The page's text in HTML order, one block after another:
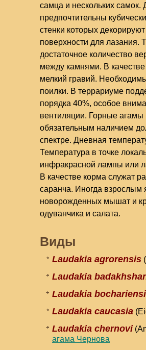
самца и нескольких
предпочтительны
стенки которых
поверхности для лазания.
достаточное количество
между камнями. В качестве
мелкий гравий.
поилки. В террариуме
порядка 40%, особое
вентиляции. Горные
обязательным наличием
спектре. Дневная
Температура в точке
инфракрасной лампы или
В качестве корма служат
саранча. Иногда
новорожденных мышат и
одуванчика и салата.
Виды
Laudakia agrorensis
Laudakia
Laudakia
Laudakia caucasia
Laudakia chernovi
агама Чернова